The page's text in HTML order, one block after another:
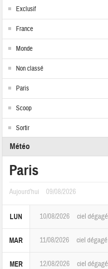
Exclusif
France
Monde
Non classé
Paris
Scoop
Sortir
Météo
Paris
Aujourd'hui 09/08/2026
LUN 10/08/2026 ciel dégagé
MAR 11/08/2026 ciel dégagé
MER 12/08/2026 ciel dégagé